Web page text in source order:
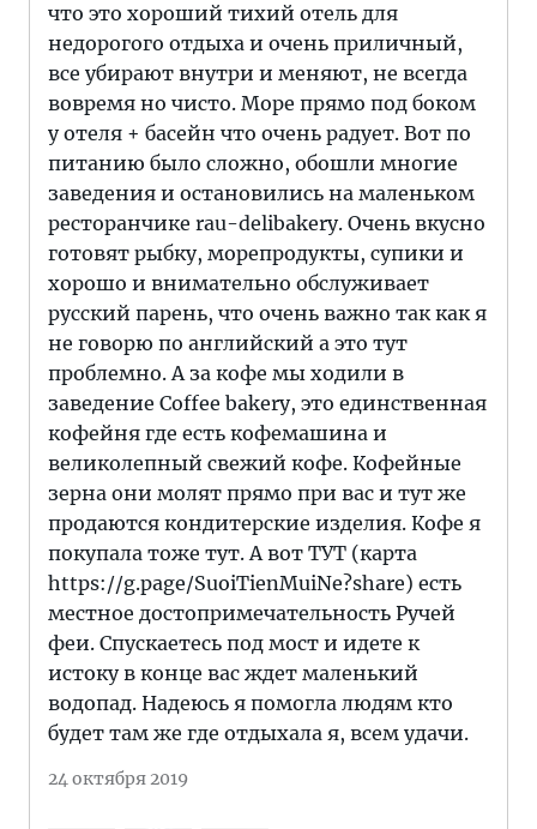
что это хороший тихий отель для
недорогого отдыха и очень приличный,
все убирают внутри и меняют, не всегда
вовремя но чисто. Море прямо под боком
у отеля + басейн что очень радует. Вот по
питанию было сложно, обошли многие
заведения и остановились на маленьком
ресторанчике rau-delibakery. Очень вкусно
готовят рыбку, морепродукты, супики и
хорошо и внимательно обслуживает
русский парень, что очень важно так как я
не говорю по английский а это тут
проблемно. А за кофе мы ходили в
заведение Coffee bakery, это единственная
кофейня где есть кофемашина и
великолепный свежий кофе. Кофейные
зерна они молят прямо при вас и тут же
продаются кондитерские изделия. Кофе я
покупала тоже тут. А вот ТУТ (карта
https://g.page/SuoiTienMuiNe?share) есть
местное достопримечательность Ручей
феи. Спускаетесь под мост и идете к
истоку в конце вас ждет маленький
водопад. Надеюсь я помогла людям кто
будет там же где отдыхала я, всем удачи.
24 октября 2019